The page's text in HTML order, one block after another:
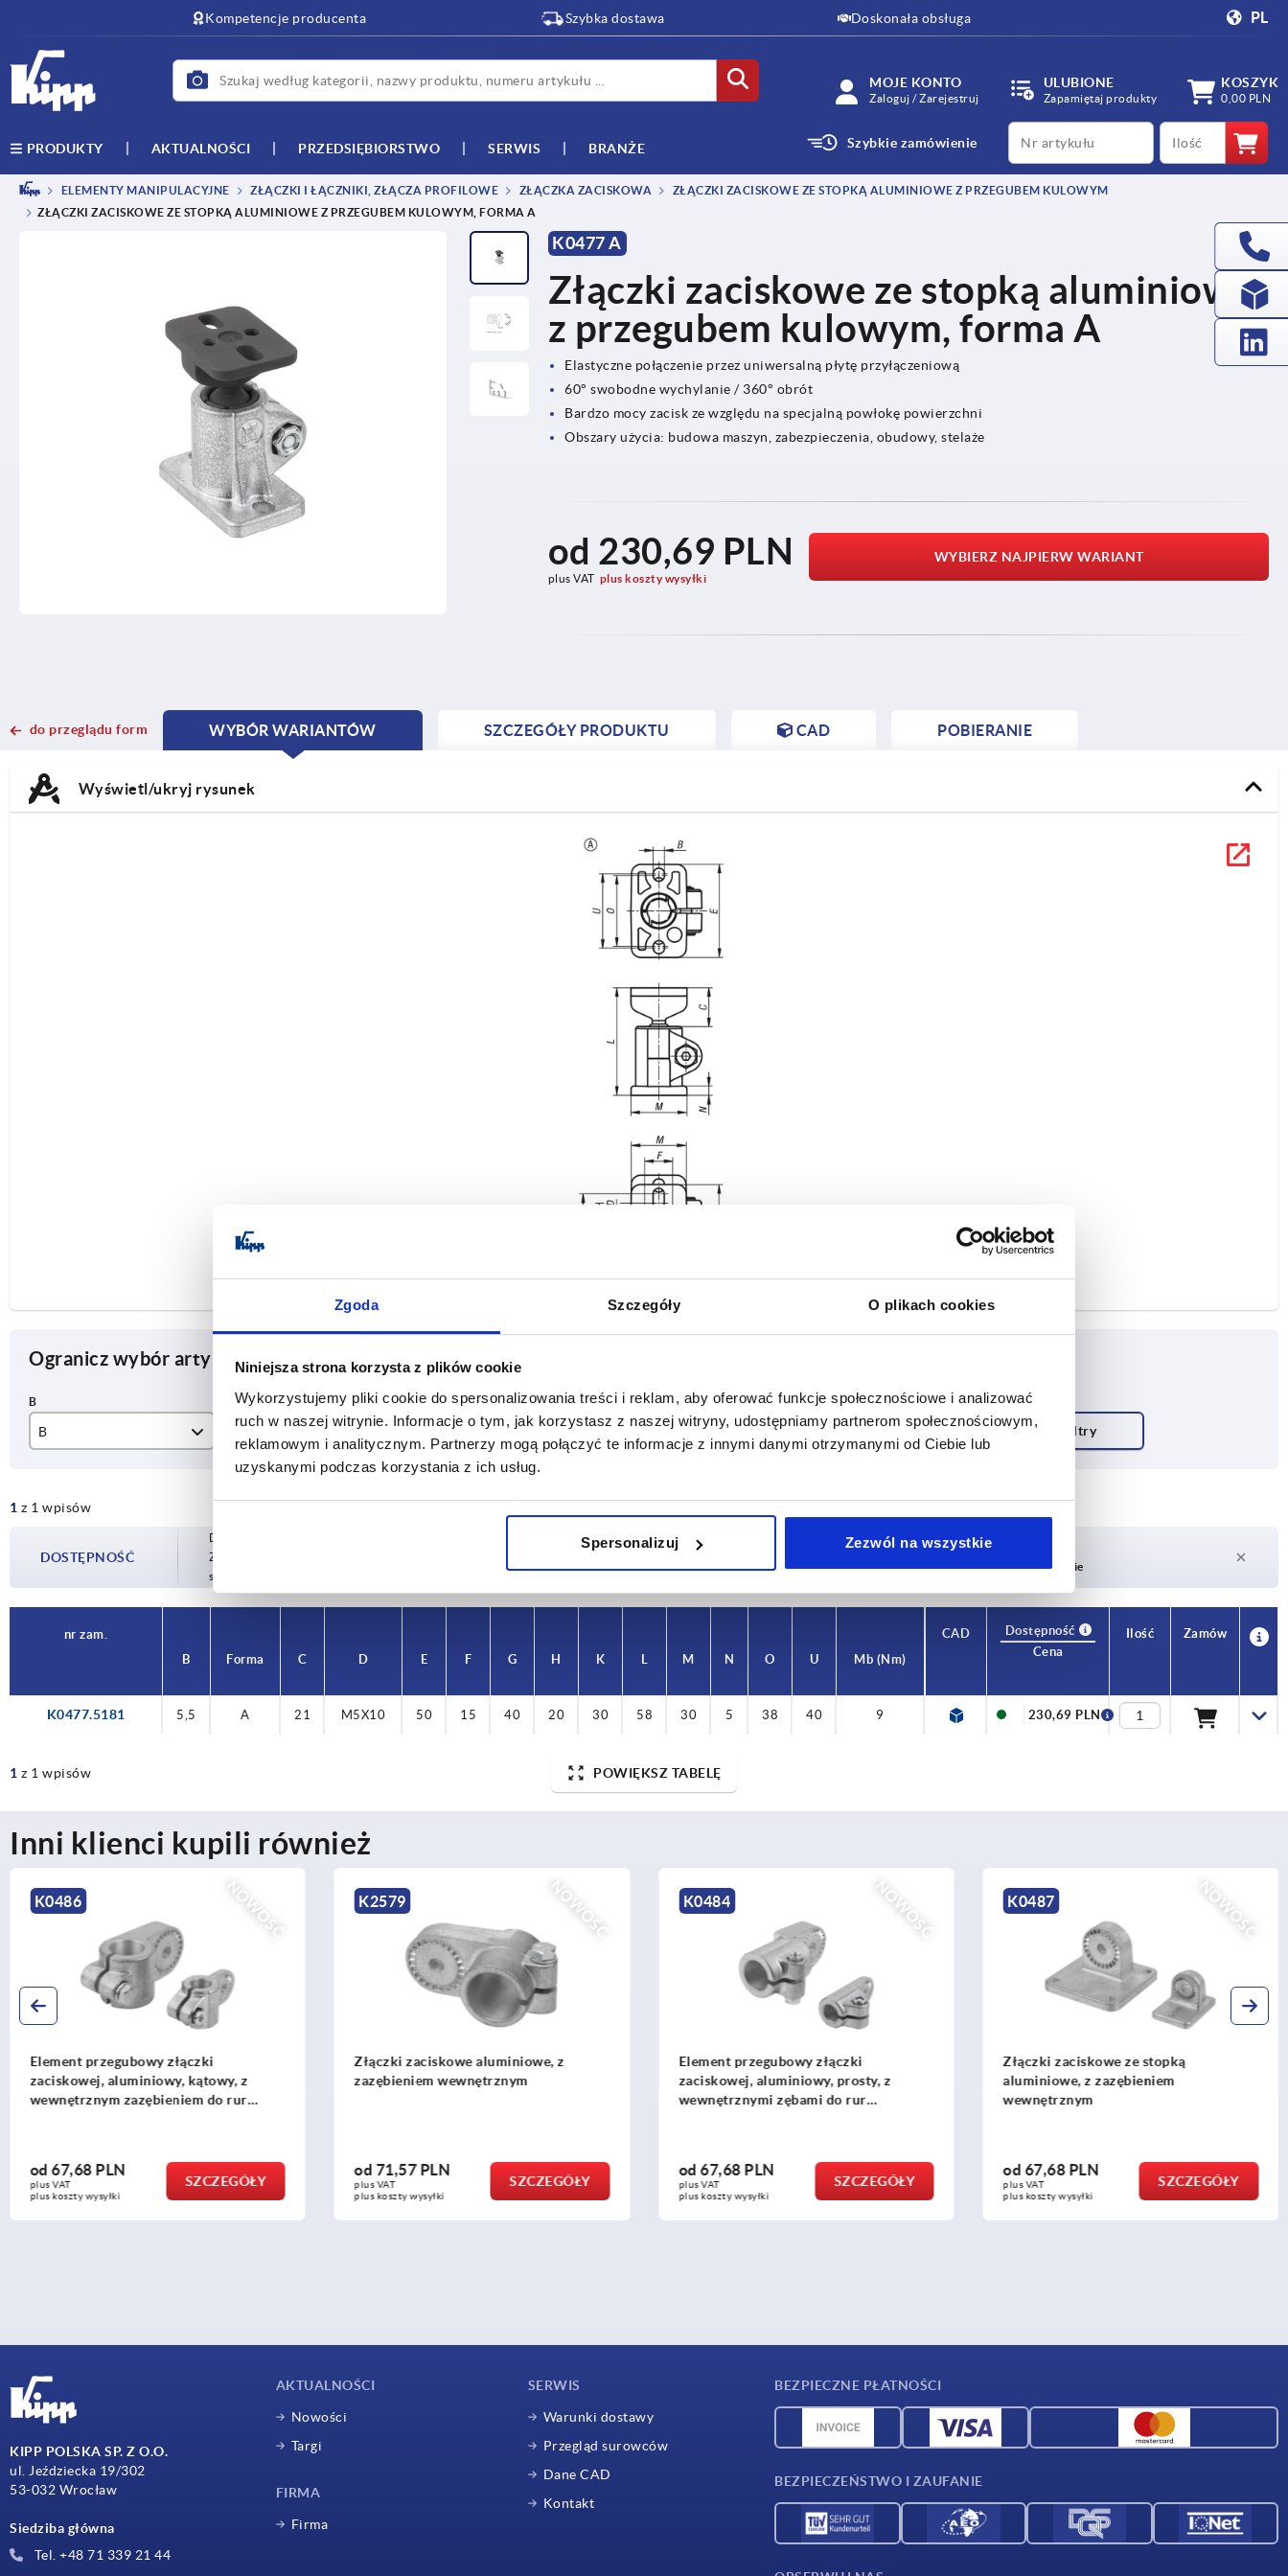
Zgoda Szczegóły O plikach cookies
Niniejsza strona korzysta z plików cookie
Wykorzystujemy pliki cookie do spersonalizowania treści i reklam, aby oferować funkcje społecznościowe i analizować
ruch w naszej witrynie. Informacje o tym, jak korzystasz z naszej witryny, udostępniamy partnerom społecznościowym,
reklamowym i analitycznym. Partnerzy mogą połączyć te informacje z innymi danymi otrzymanymi od Ciebie lub
uzyskanymi podczas korzystania z ich usług.
Spersonalizuj Zezwól na wszystkie
Kompetencje producenta Szybka dostawa Doskonała obsługa PL
MOJE KONTO
Zaloguj / Zarejestruj
ULUBIONE
Zapamiętaj produkty
KOSZYK
0,00 PLN
PRODUKTY AKTUALNOŚCI PRZEDSIĘBIORSTWO SERWIS BRANŻE Szybkie zamówienie
productCode qty
ELEMENTY MANIPULACYJNE ZŁĄCZKI I ŁĄCZNIKI, ZŁĄCZA PROFILOWE ZŁĄCZKA ZACISKOWA
ZŁĄCZKI ZACISKOWE ZE STOPKĄ ALUMINIOWE Z PRZEGUBEM KULOWYM
ZŁĄCZKI ZACISKOWE ZE STOPKĄ ALUMINIOWE Z PRZEGUBEM KULOWYM, FORMA A
K0477 A
Złączki zaciskowe ze stopką aluminiowe
z przegubem kulowym, forma A
Elastyczne połączenie przez uniwersalną płytę przyłączeniową
60° swobodne wychylanie / 360° obrót
Bardzo mocy zacisk ze względu na specjalną powłokę powierzchni
Obszary użycia: budowa maszyn, zabezpieczenia, obudowy, stelaże
od 230,69 PLN
plus VAT plus koszty wysyłki
WYBIERZ NAJPIERW WARIANT
do przeglądu form
WYBÓR WARIANTÓW
CURRENT
CURRENT
SZCZEGÓŁY PRODUKTU CAD POBIERANIE
Wyświetl/ukryj rysunek
Ogranicz wybór artykułu
B
21
E
1 z 1 wpisów
DOSTĘPNOŚĆ
Dostępność jest aktualizowana kilka razy dziennie w regularnych odstępach czasu.
Zostaniesz poinformowany o potwierdzonej dacie wysyłki w ostatnim kroku przed
sfinalizowaniem zamówienia.
Czas dostawy na żądanie
4-20 dni
Obecnie brak w magazynie
nr zam.
B
Forma C D E F G H K M N O U Mb (Nm)
CAD
Dostępność
Cena
Ilość Zamów
K0477.5181 5,5 A 21 M5X10 50 15 40 20 30 58 30 5 38 40 9 230,69 PLN
1 z 1 wpisów POWIĘKSZ TABELĘ
Inni klienci kupili również
NOWOŚĆ
K2579
Złączki zaciskowe aluminiowe, z
zazębieniem wewnętrznym
od71,57 PLN
plus VAT
plus koszty wysyłki
SZCZEGÓŁY
NOWOŚĆ
K0484
Element przegubowy złączki
zaciskowej, aluminiowy, prosty, z
od67,68 PLN
plus VAT
plus koszty wysyłki
SZCZEGÓŁY
NOWOŚĆ
K0487
Złączki zaciskowe ze stopką
aluminiowe, z zazębieniem
wewnętrznym
od67,68 PLN
plus VAT
plus koszty wysyłki
SZCZEGÓŁY
K0484
Element przegubowy złączki
zaciskowej, z tworzywa sztucznego,
prosty, z wewnętrznym zazębieniem do
od8,43 PLN
plus VAT
plus koszty wysyłki
SZCZEGÓŁY
KIPP POLSKA SP. Z O.O.
ul. Jeździecka 19/302
53-032 Wrocław
Siedziba główna
Tel. +48 71 339 21 44
AKTUALNOŚCI
Nowości
Targi
FIRMA
Firma
SERWIS
Warunki dostawy
Przegląd surowców
Dane CAD
Kontakt
BEZPIECZNE PŁATNOŚCI
BEZPIECZEŃSTWO I ZAUFANIE